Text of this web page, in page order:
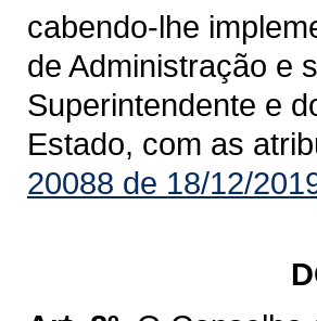
cabendo-lhe
de Administração e
Superintendente e
Estado, com as
20088 de 18/12/